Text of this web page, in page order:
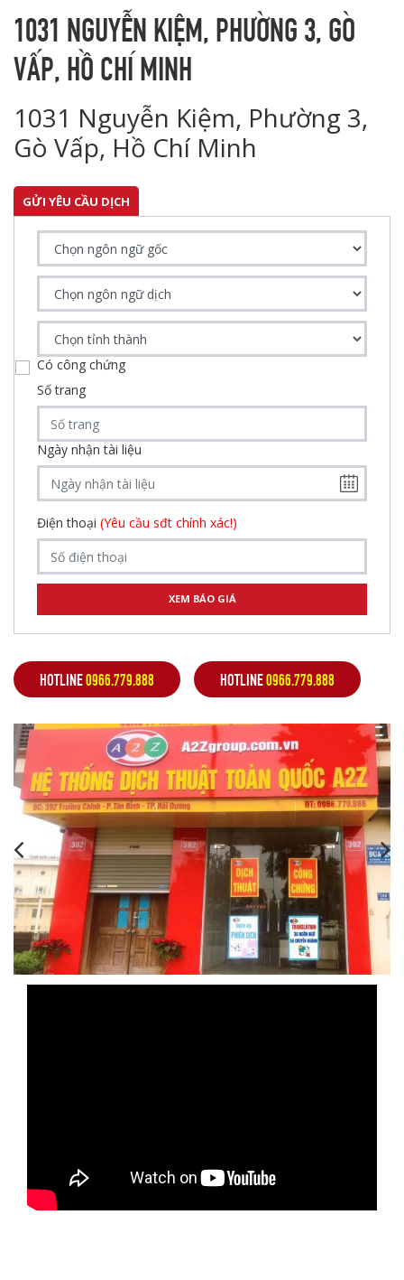
1031 NGUYỄN KIỆM, PHƯỜNG 3, GÒ
VẤP, HỒ CHÍ MINH
1031 Nguyễn Kiệm, Phường 3,
Gò Vấp, Hồ Chí Minh
GỬI YÊU CẦU DỊCH
Có công chứng
Số trang
Ngày nhận tài liệu
Điện thoại (Yêu cầu sđt chính xác!)
HOTLINE0966.779.888 HOTLINE0966.779.888
,,,,,,,